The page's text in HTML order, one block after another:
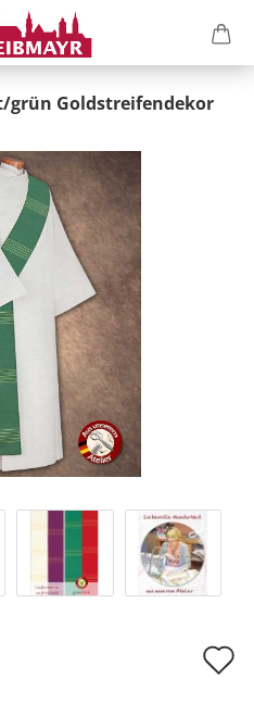
grün Goldstreifendekor